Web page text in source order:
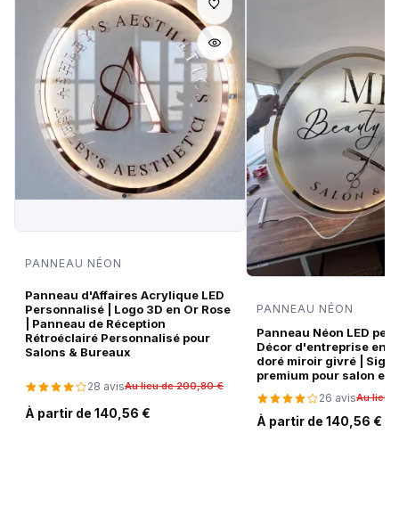
PANNEAU NÉON
Panneau d'Affaires Acrylique LED
Personnalisé | Logo 3D en Or Rose
| Panneau de Réception
Rétroéclairé Personnalisé pour
Salons & Bureaux
28 avisAu lieu de 200,80 €
À partir de 140,56 €
PANNEAU NÉON
Panneau Néon LED
Décor d'entreprise en
doré miroir givré |
premium pour salon et
26 avisAu lieu
À partir de 140,56 €